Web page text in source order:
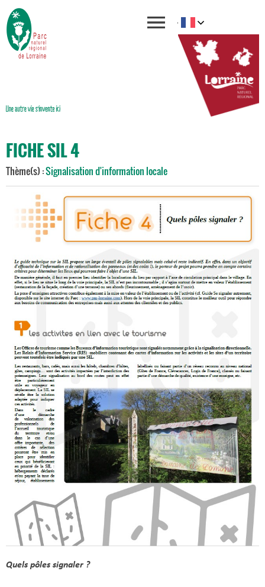
FICHE SIL 4
Thème(s) :Signalisation d'information locale
Quels pôles signaler ?